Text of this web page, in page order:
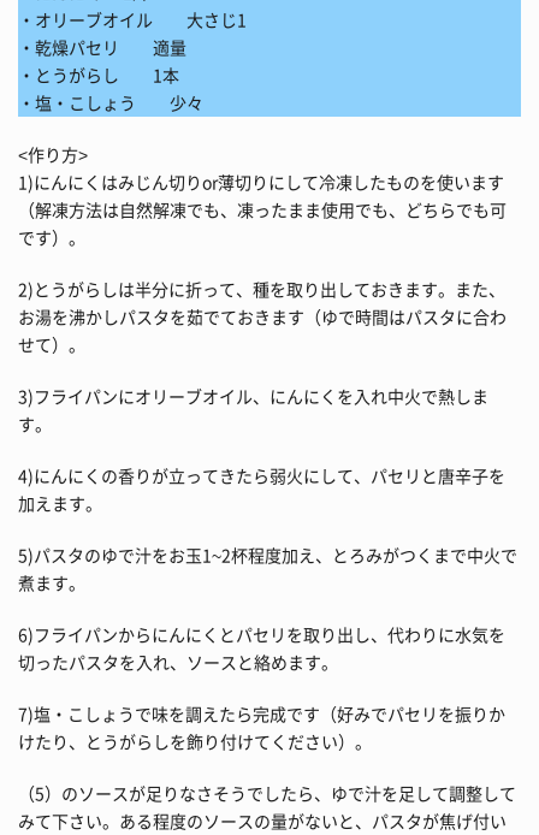
・オリーブオイル 大さじ1
・乾燥パセリ 適量
・とうがらし 1本
・塩・こしょう 少々
<作り方>
1)にんにくはみじん切りor薄切りにして冷凍したものを使います
（解凍方法は自然解凍でも、凍ったまま使用でも、どちらでも可
です）。
2)とうがらしは半分に折って、種を取り出しておきます。また、
お湯を沸かしパスタを茹でておきます（ゆで時間はパスタに合わ
せて）。
3)フライパンにオリーブオイル、にんにくを入れ中火で熱しま
す。
4)にんにくの香りが立ってきたら弱火にして、パセリと唐辛子を
加えます。
5)パスタのゆで汁をお玉1~2杯程度加え、とろみがつくまで中火で
煮ます。
6)フライパンからにんにくとパセリを取り出し、代わりに水気を
切ったパスタを入れ、ソースと絡めます。
7)塩・こしょうで味を調えたら完成です（好みでパセリを振りか
けたり、とうがらしを飾り付けてください）。
（5）のソースが足りなさそうでしたら、ゆで汁を足して調整して
みて下さい。ある程度のソースの量がないと、パスタが焦げ付い